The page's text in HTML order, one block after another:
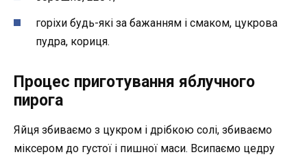
горіхи будь-які за бажанням і смаком, цукрова
пудра, кориця.
Процес приготування яблучного
пирога
Яйця збиваємо з цукром і дрібкою солі, збиваємо
міксером до густої і пишної маси. Всипаємо цедру